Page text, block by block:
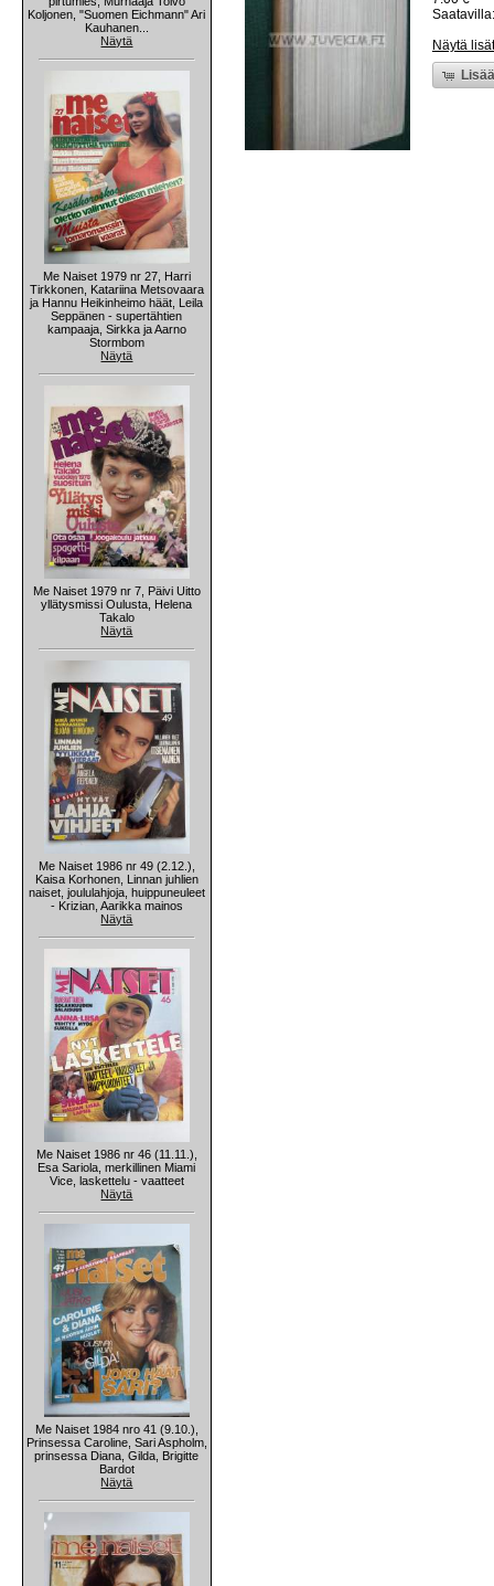
Koljonen, "Suomen Eichmann" Ari
Kauhanen...
Näytä
Me Naiset 1979 nr 27, Harri
Tirkkonen, Katariina Metsovaara
ja Hannu Heikinheimo häät, Leila
Seppänen - supertähtien
kampaaja, Sirkka ja Aarno
Stormbom
Näytä
Me Naiset 1979 nr 7, Päivi Uitto
yllätysmissi Oulusta, Helena
Takalo
Näytä
Me Naiset 1986 nr 49 (2.12.),
Kaisa Korhonen, Linnan juhlien
naiset, joululahjoja, huippuneuleet
- Krizian, Aarikka mainos
Näytä
Me Naiset 1986 nr 46 (11.11.),
Esa Sariola, merkillinen Miami
Vice, laskettelu - vaatteet
Näytä
Me Naiset 1984 nro 41 (9.10.),
Prinsessa Caroline, Sari Aspholm,
prinsessa Diana, Gilda, Brigitte
Bardot
Näytä
Näytä